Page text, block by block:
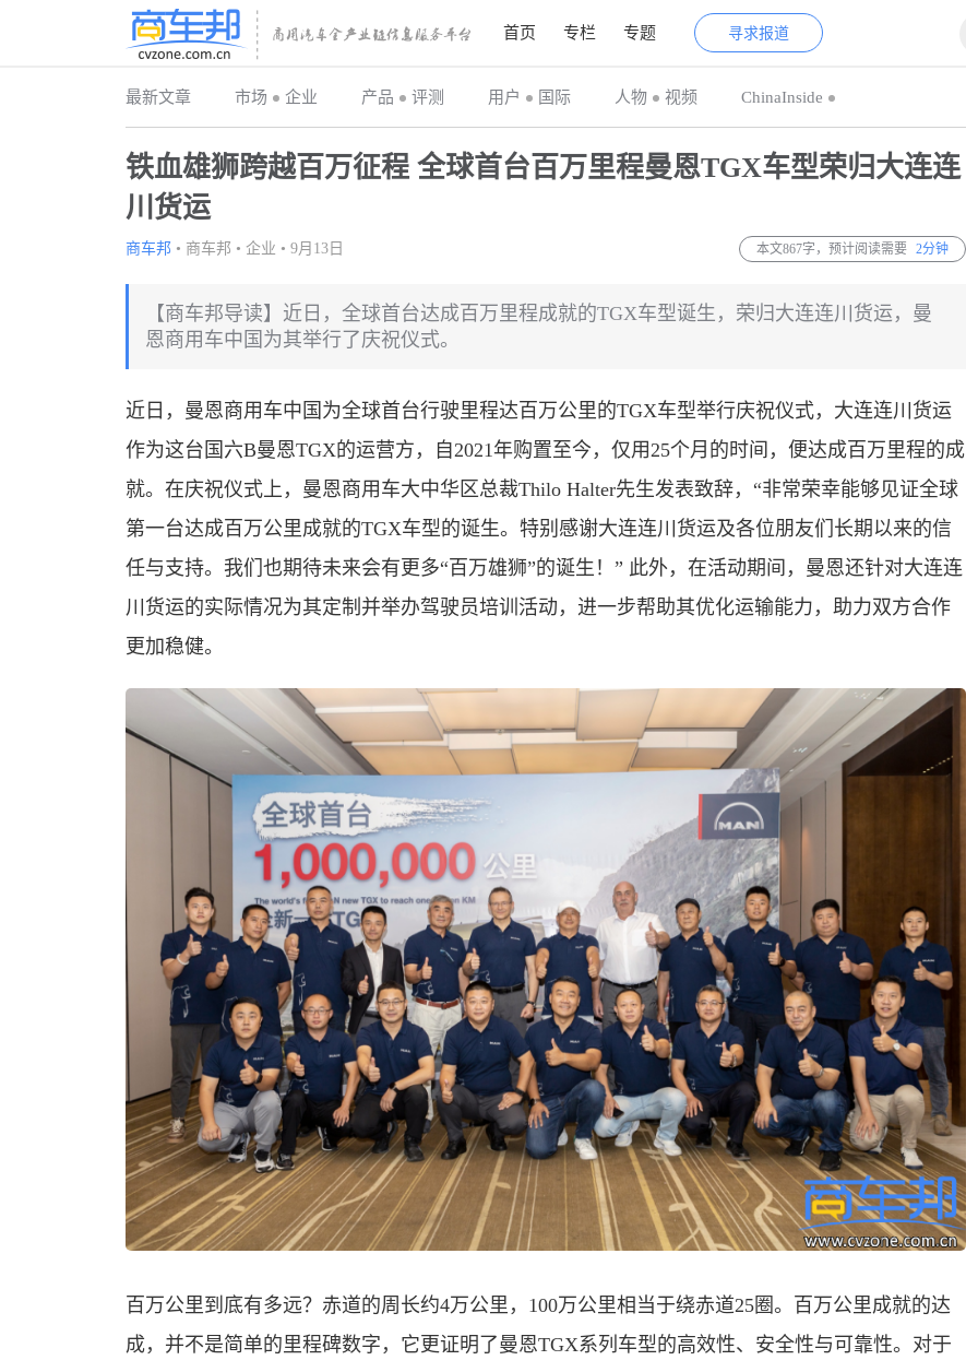
首页 专栏 专题 寻求报道
最新文章 市场 企业 产品 评测 用户 国际 人物 视频 ChinaInside
铁血雄狮跨越百万征程 全球首台百万里程曼恩TGX车型荣归大连连
川货运
商车邦 • 商车邦 • 企业 • 9月13日 本文867字，预计阅读需要 2分钟
【商车邦导读】近日，全球首台达成百万里程成就的TGX车型诞生，荣归大连连川货运，曼
恩商用车中国为其举行了庆祝仪式。
近日，曼恩商用车中国为全球首台行驶里程达百万公里的TGX车型举行庆祝仪式，大连连川货运
作为这台国六B曼恩TGX的运营方，自2021年购置至今，仅用25个月的时间，便达成百万里程的成
就。在庆祝仪式上，曼恩商用车大中华区总裁Thilo Halter先生发表致辞，“非常荣幸能够见证全球
第一台达成百万公里成就的TGX车型的诞生。特别感谢大连连川货运及各位朋友们长期以来的信
任与支持。我们也期待未来会有更多“百万雄狮”的诞生！” 此外，在活动期间，曼恩还针对大连连
川货运的实际情况为其定制并举办驾驶员培训活动，进一步帮助其优化运输能力，助力双方合作
更加稳健。
百万公里到底有多远？赤道的周长约4万公里，100万公里相当于绕赤道25圈。百万公里成就的达
成，并不是简单的里程碑数字，它更证明了曼恩TGX系列车型的高效性、安全性与可靠性。对于